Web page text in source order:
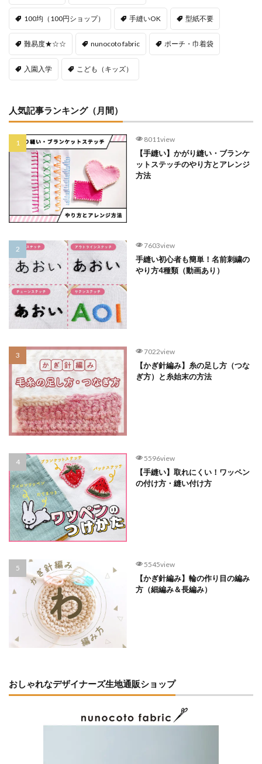
100均（100円ショップ） 手縫いOK 型紙不要
難易度★☆☆ nunocoto fabric ポーチ・巾着袋
入園入学 こども（キッズ）
人気記事ランキング（月間）
8011view
【手縫い】かがり縫い・ブランケ
ットステッチのやり方とアレンジ
方法
7603view
手縫い初心者も簡単！名前刺繍の
やり方4種類（動画あり）
7022view
【かぎ針編み】糸の足し方（つな
ぎ方）と糸始末の方法
5596view
【手縫い】取れにくい！ワッペン
の付け方・縫い付け方
5545view
【かぎ針編み】輪の作り目の編み
方（細編み＆長編み）
おしゃれなデザイナーズ生地通販ショップ